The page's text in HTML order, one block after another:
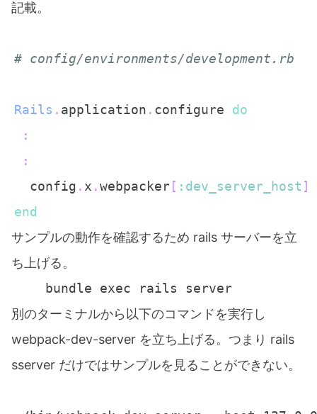
記載。
# config/environments/development.rb
Rails . application . configure do
:
:
  config
. x . webpacker [ :dev_server_host ]
end
サンプルの動作を確認するため rails サーバーを立
ち上げる。
別のターミナルから以下のコマンドを実行し
webpack-dev-server を立ち上げる。つまり rails
sserver だけではサンプルを見ることができない。